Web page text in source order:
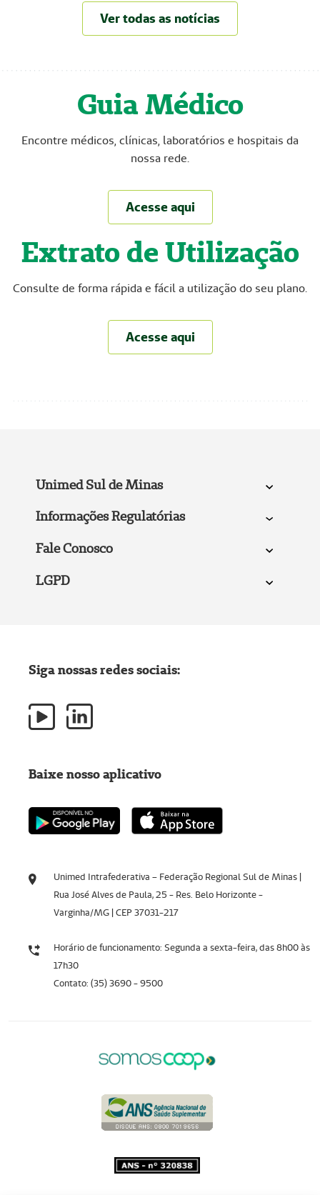
Ver todas as notícias
Guia Médico
Encontre médicos, clínicas, laboratórios e hospitais da
nossa rede.
Acesse aqui
Extrato de Utilização
Consulte de forma rápida e fácil a utilização do seu plano.
Acesse aqui
Unimed Sul de Minas
Informações Regulatórias
Fale Conosco
LGPD
Unimed Intrafederativa – Federação Regional Sul de Minas |
Rua José Alves de Paula, 25 - Res. Belo Horizonte -
Varginha/MG | CEP 37031-217
Horário de funcionamento: Segunda a sexta-feira, das 8h00 às
17h30
Contato: (35) 3690 - 9500
Siga nossas redes sociais:
Baixe nosso aplicativo